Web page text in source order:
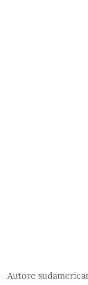
Autore